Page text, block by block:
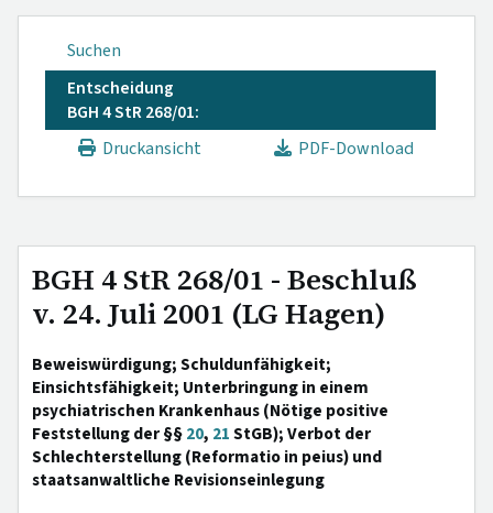
Suchen
Entscheidung
BGH 4 StR 268/01:
Druckansicht
PDF-Download
BGH 4 StR 268/01 - Beschluß
v. 24. Juli 2001 (LG Hagen)
Beweiswürdigung; Schuldunfähigkeit;
Einsichtsfähigkeit; Unterbringung in einem
psychiatrischen Krankenhaus (Nötige positive
Feststellung der §§20, 21StGB); Verbot der
Schlechterstellung (Reformatio in peius) und
staatsanwaltliche Revisionseinlegung